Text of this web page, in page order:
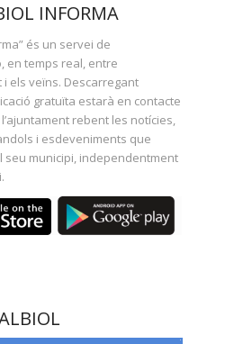
INFORMA
és un servei de
en temps real, entre
i els veïns. Descarregant
gratuïta estarà en contacte
rebent les notícies,
i esdeveniments que
seu municipi, independentment